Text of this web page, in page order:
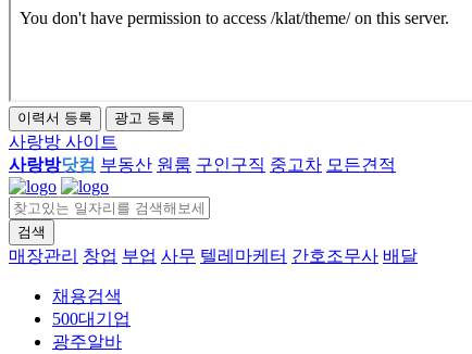
이력서 등록 광고 등록
사랑방 사이트
사랑방닷컴 부동산 원룸 구인구직 중고차 모든견적
검색
close
매장관리 창업 부업 사무 텔레마케터 간호조무사 배달
채용검색
500대기업
광주알바